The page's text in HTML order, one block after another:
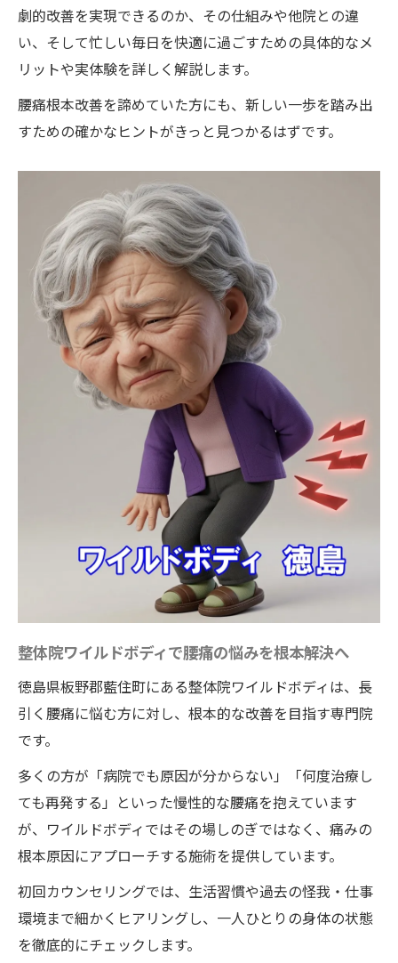
劇的改善を実現できるのか、その仕組みや他院との違
い、そして忙しい毎日を快適に過ごすための具体的なメ
リットや実体験を詳しく解説します。
腰痛根本改善を諦めていた方にも、新しい一歩を踏み出
すための確かなヒントがきっと見つかるはずです。
整体院ワイルドボディで腰痛の悩みを根本解決へ
徳島県板野郡藍住町にある整体院ワイルドボディは、長
引く腰痛に悩む方に対し、根本的な改善を目指す専門院
です。
多くの方が「病院でも原因が分からない」「何度治療し
ても再発する」といった慢性的な腰痛を抱えています
が、ワイルドボディではその場しのぎではなく、痛みの
根本原因にアプローチする施術を提供しています。
初回カウンセリングでは、生活習慣や過去の怪我・仕事
環境まで細かくヒアリングし、一人ひとりの身体の状態
を徹底的にチェックします。